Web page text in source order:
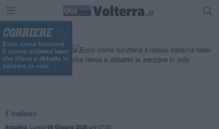
Ecco come funziona
il nuovo sistema laser
che rileva e abbatte le
zanzare in volo
Indietro
Attualità Lunedì 08 Giugno 2026ore 07:00